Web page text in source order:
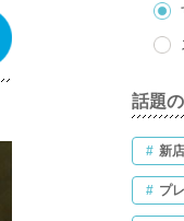
話題
# 新店
# プ